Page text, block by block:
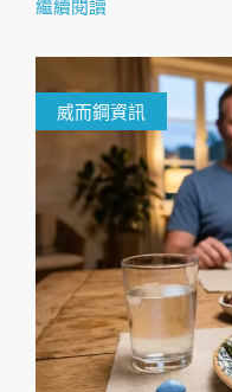
繼續閱讀
威而鋼資訊